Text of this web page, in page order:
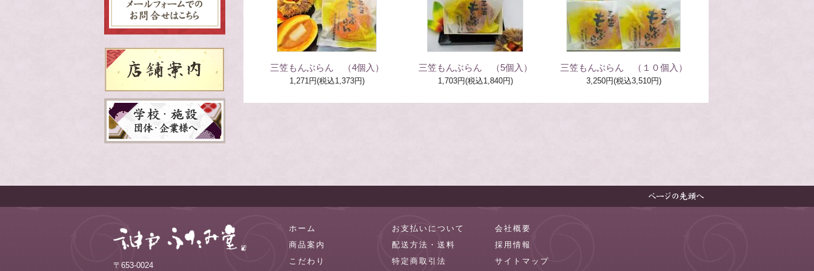
三笠もんぶらん （4個入）
1,271円(税込1,373円)
三笠もんぶらん （5個入）
1,703円(税込1,840円)
三笠もんぶらん （１０個入）
3,250円(税込3,510円)
〒653-0024
ホーム
商品案内
こだわり
お支払いについて
配送方法・送料
特定商取引法
会社概要
採用情報
サイトマップ